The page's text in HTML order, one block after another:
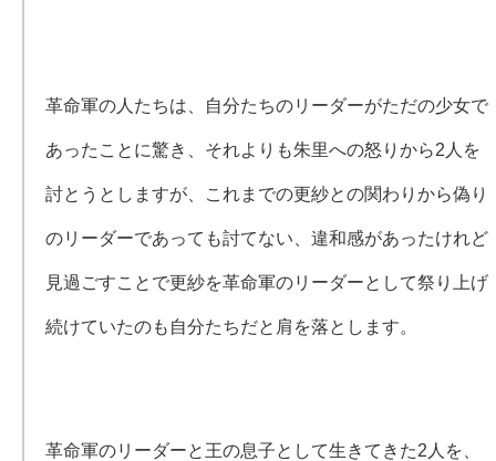
革命軍の人たちは、自分たちのリーダーがただの少女で
あったことに驚き、それよりも朱里への怒りから2人を
討とうとしますが、これまでの更紗との関わりから偽り
のリーダーであっても討てない、違和感があったけれど
見過ごすことで更紗を革命軍のリーダーとして祭り上げ
続けていたのも自分たちだと肩を落とします。
革命軍のリーダーと王の息子として生きてきた2人を、